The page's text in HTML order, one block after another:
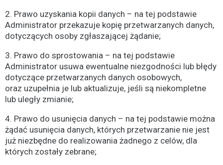
2. Prawo uzyskania kopii danych – na tej podstawie
Administrator przekazuje kopię przetwarzanych danych,
dotyczących osoby zgłaszającej żądanie;
3. Prawo do sprostowania – na tej podstawie
Administrator usuwa ewentualne niezgodności lub błędy
dotyczące przetwarzanych danych osobowych,
oraz uzupełnia je lub aktualizuje, jeśli są niekompletne
lub uległy zmianie;
4. Prawo do usunięcia danych – na tej podstawie można
żądać usunięcia danych, których przetwarzanie nie jest
już niezbędne do realizowania żadnego z celów, dla
których zostały zebrane;